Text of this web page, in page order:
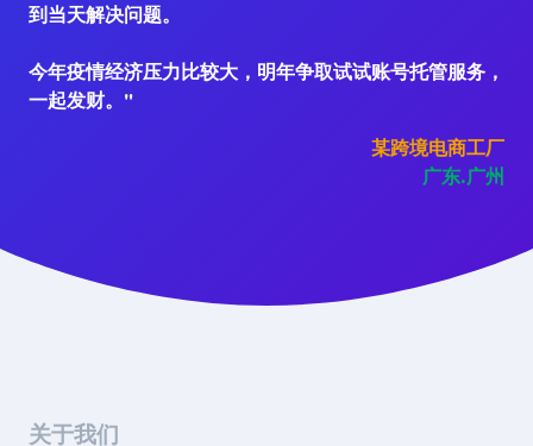
到当天解决问题。
今年疫情经济压力比较大，明年争取试试账号托管服务，
一起发财。"
某跨境电商工厂
广东.广州
关于我们